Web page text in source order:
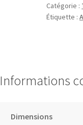
Catégorie :
Étiquette :
Informations
Dimensions